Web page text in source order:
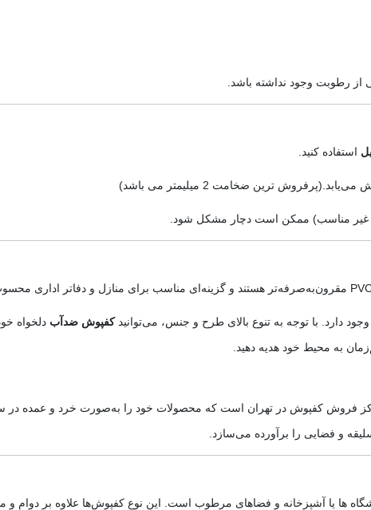
رطوبت وجود نداشته باشد.
استفاده کنید.
ترین ضخامت 2 میلیمتر می باشد)
مناسب) ممکن است دچار مشکل شود.
دارد. با توجه به تنوع بالای طرح و جنس، می‌توانیدکفپوش ضدآب دلخواه
به محیط خود هدیه دهید.
فروش کفپوش در تهران است که محصولات خود را به‌صورت خرد و عمده در
و فضایی را برآورده می‌سازد.
ها یا آشپزخانه و فضاهای مرطوب است. این نوع کفپوش‌ها علاوه بر دوام و